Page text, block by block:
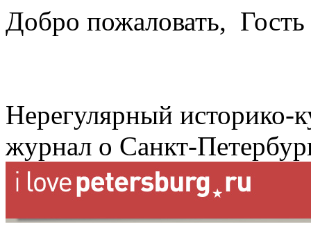
Добро пожаловать, Гость
Нерегулярный историко-
журнал о Санкт-